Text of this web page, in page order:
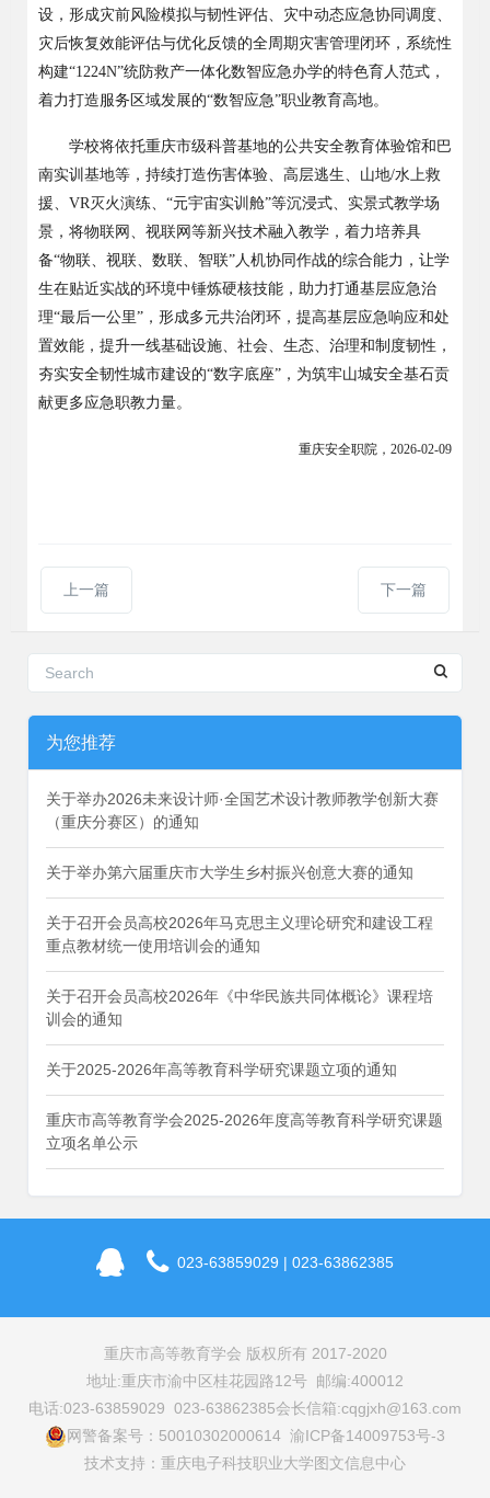
设，形成灾前风险模拟与韧性评估、灾中动态应急协同调度、
灾后恢复效能评估与优化反馈的全周期灾害管理闭环，系统性
构建“1224N”统防救产一体化数智应急办学的特色育人范式，
着力打造服务区域发展的“数智应急”职业教育高地。
学校将依托重庆市级科普基地的公共安全教育体验馆和巴
南实训基地等，持续打造伤害体验、高层逃生、山地/水上救
援、VR灭火演练、“元宇宙实训舱”等沉浸式、实景式教学场
景，将物联网、视联网等新兴技术融入教学，着力培养具
备“物联、视联、数联、智联”人机协同作战的综合能力，让学
生在贴近实战的环境中锤炼硬核技能，助力打通基层应急治
理“最后一公里”，形成多元共治闭环，提高基层应急响应和处
置效能，提升一线基础设施、社会、生态、治理和制度韧性，
夯实安全韧性城市建设的“数字底座”，为筑牢山城安全基石贡
献更多应急职教力量。
重庆安全职院， 2026-02-09
上一篇 下一篇
为您推荐
关于举办2026未来设计师·全国艺术设计教师教学创新大赛
（重庆分赛区）的通知
关于举办第六届重庆市大学生乡村振兴创意大赛的通知
关于召开会员高校2026年马克思主义理论研究和建设工程
重点教材统一使用培训会的通知
关于召开会员高校2026年《中华民族共同体概论》课程培
训会的通知
关于2025-2026年高等教育科学研究课题立项的通知
重庆市高等教育学会2025-2026年度高等教育科学研究课题
立项名单公示
023-63859029 | 023-63862385
重庆市高等教育学会 版权所有 2017-2020
地址:重庆市渝中区桂花园路12号 邮编:400012
电话:023-63859029 023-63862385会长信箱:cqgjxh@163.com
网警备案号：50010302000614 渝ICP备14009753号-3
技术支持：重庆电子科技职业大学图文信息中心